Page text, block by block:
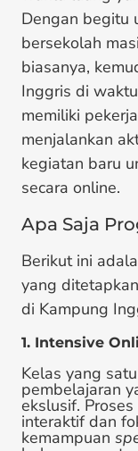
Dengan begitu
bersekolah
biasanya,
Inggris di
memiliki
menjalankan
kegiatan baru
secara online.
Apa Saja
Berikut ini
yang
di Kampung
1. Intensive
Kelas yang
pembelajaran
ekslusif.
interaktif dan
kemampuan